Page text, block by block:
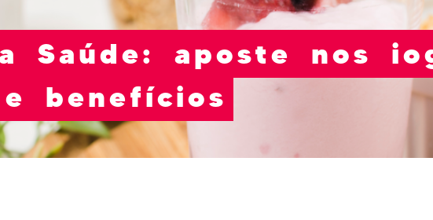
Saúde: aposte nos
benefícios